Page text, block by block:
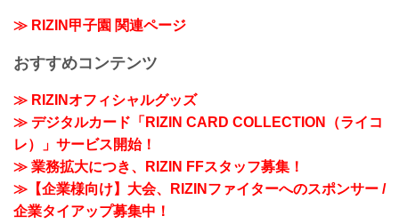
≫ RIZIN甲子園 関連ページ
おすすめコンテンツ
≫ RIZINオフィシャルグッズ
≫ デジタルカード「RIZIN CARD COLLECTION（ライコ
レ）」サービス開始！
≫ 業務拡大につき、RIZIN FFスタッフ募集！
≫【企業様向け】大会、RIZINファイターへのスポンサー /
企業タイアップ募集中！